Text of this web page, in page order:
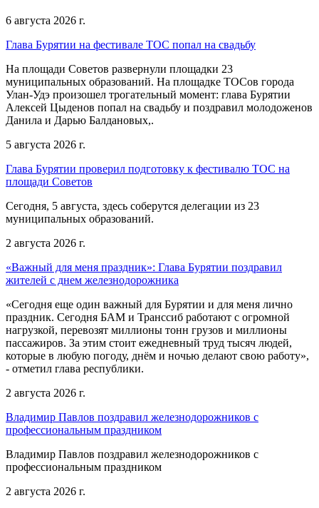
6 августа 2026 г.
Глава Бурятии на фестивале ТОС попал на свадьбу
На площади Советов развернули площадки 23
муниципальных образований. На площадке ТОСов города
Улан-Удэ произошел трогательный момент: глава Бурятии
Алексей Цыденов попал на свадьбу и поздравил молодоженов
Данила и Дарью Балдановых,.
5 августа 2026 г.
Глава Бурятии проверил подготовку к фестивалю ТОС на
площади Советов
Сегодня, 5 августа, здесь соберутся делегации из 23
муниципальных образований.
2 августа 2026 г.
«Важный для меня праздник»: Глава Бурятии поздравил
жителей с днем железнодорожника
«Сегодня еще один важный для Бурятии и для меня лично
праздник. Сегодня БАМ и Транссиб работают с огромной
нагрузкой, перевозят миллионы тонн грузов и миллионы
пассажиров. За этим стоит ежедневный труд тысяч людей,
которые в любую погоду, днём и ночью делают свою работу»,
- отметил глава республики.
2 августа 2026 г.
Владимир Павлов поздравил железнодорожников с
профессиональным праздником
Владимир Павлов поздравил железнодорожников с
профессиональным праздником
2 августа 2026 г.